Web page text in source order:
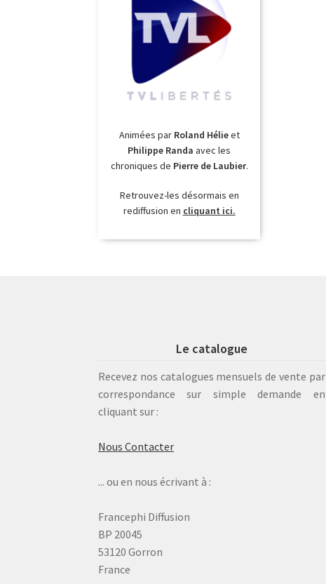
Animées par Roland Hélieet
Philippe Randa avec les
chroniques de Pierre de Laubier.
Retrouvez-les désormais en
rediffusion en cliquant ici.
Le catalogue
Recevez nos catalogues mensuels de vente par
correspondance sur simple demande en
cliquant sur :
Nous Contacter
... ou en nous écrivant à :
Francephi Diffusion
BP 20045
53120 Gorron
France